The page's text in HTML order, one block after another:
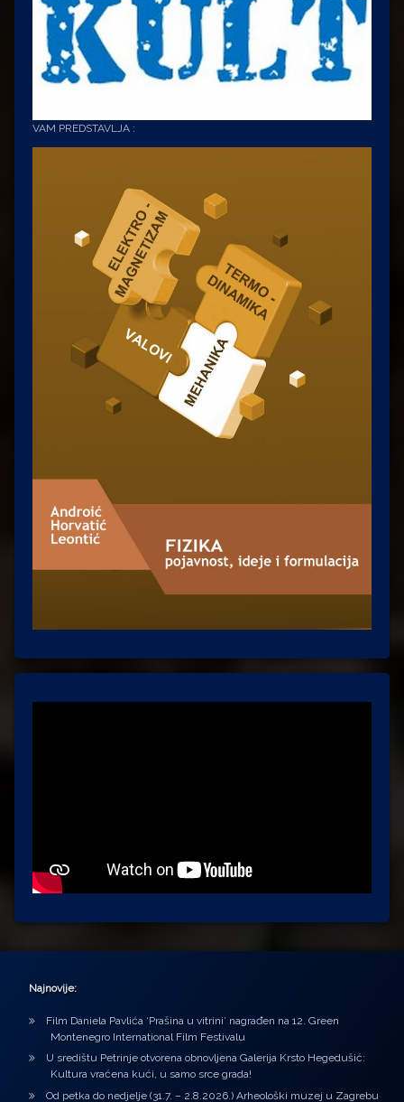
VAM PREDSTAVLJA :
Najnovije:
Film Daniela Pavlića ‘Prašina u vitrini’ nagrađen na 12. Green
Montenegro International Film Festivalu
U središtu Petrinje otvorena obnovljena Galerija Krsto Hegedušić:
Kultura vraćena kući, u samo srce grada!
Od petka do nedjelje (31.7. – 2.8.2026.) Arheološki muzej u Zagrebu